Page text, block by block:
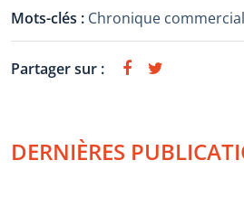
Mots-clés : Chronique
Partager sur :
DERNIÈRES